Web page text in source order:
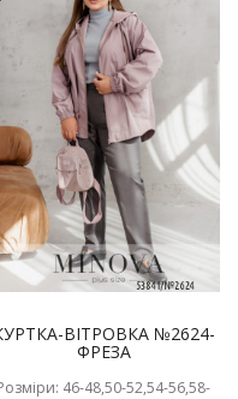
ВІТРОВКА №2624-
ФРЕЗА
46-48,50-52,54-56,58-